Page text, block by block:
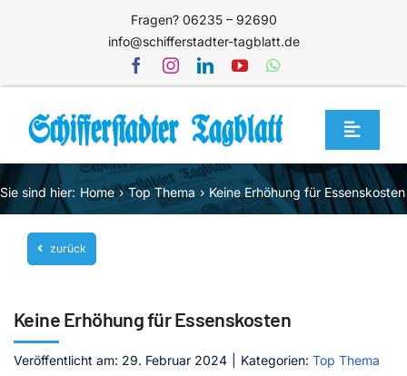
Fragen? 06235 – 92690
info@schifferstadter-tagblatt.de
Toggle
Home
Themen
Blog
Service
Mediathek
Sie sind hier: Home Top Thema Keine Erhöhung für Essenskosten
zurück
Keine Erhöhung für Essenskosten
Veröffentlicht am: 29. Februar 2024 Kategorien: Top Thema